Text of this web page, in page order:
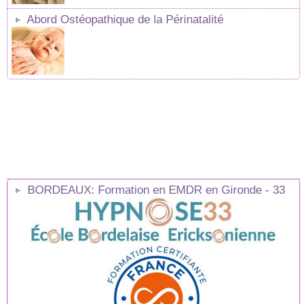
Abord Ostéopathique de la Périnatalité
BORDEAUX: Formation en EMDR en Gironde - 33